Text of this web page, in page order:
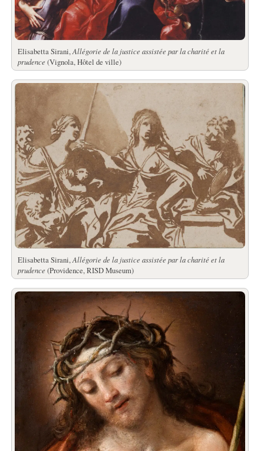
Elisabetta Sirani,Allégorie de la justice assistée par la charité et la
prudence (Vignola, Hôtel de ville)
Elisabetta Sirani,Allégorie de la justice assistée par la charité et la
prudence (Providence, RISD Museum)